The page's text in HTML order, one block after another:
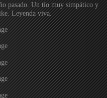
pasado. Un tío muy simpático y
Leyenda viva.